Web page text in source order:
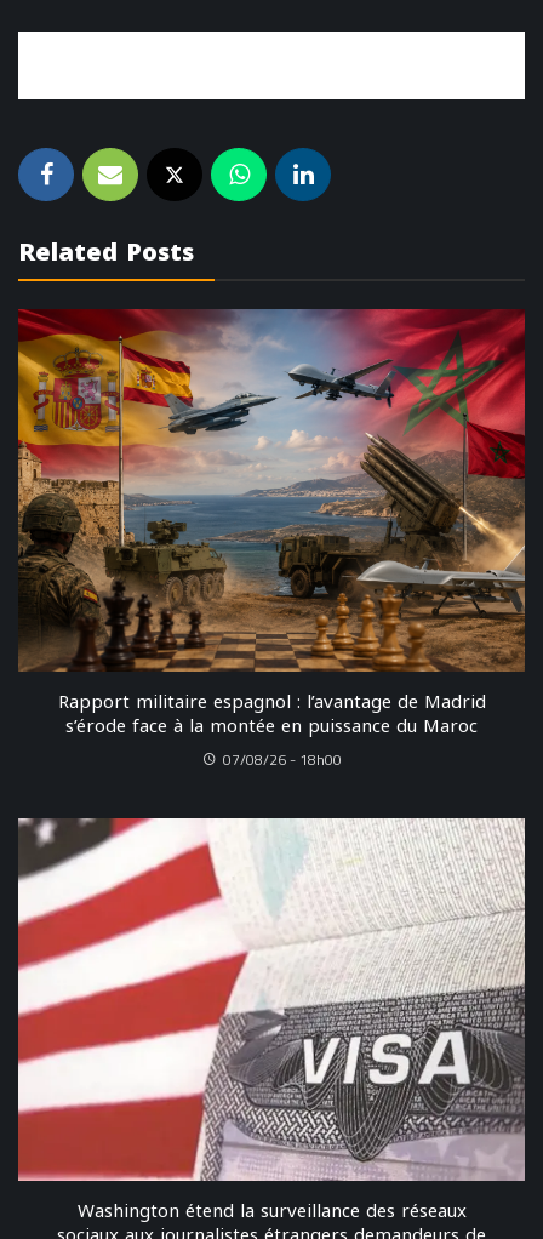
Related Posts
Rapport militaire espagnol : l’avantage de Madrid
s’érode face à la montée en puissance du Maroc
07/08/26 - 18h00
Washington étend la surveillance des réseaux